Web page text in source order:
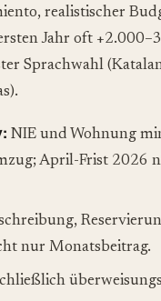
realistischer
Jahr oft
Sprachwahl
NIE und Wohnung
April-Frist 2026
nur Monatsbeitrag.